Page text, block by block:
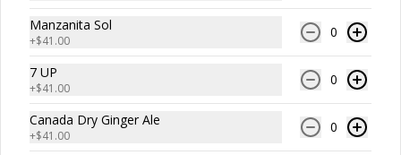
Tommy Papas
Papas Fritas Individuales
Manzanita Sol
+$41.00
0
7 UP
+$41.00
0
Canada Dry Ginger Ale
+$41.00
0